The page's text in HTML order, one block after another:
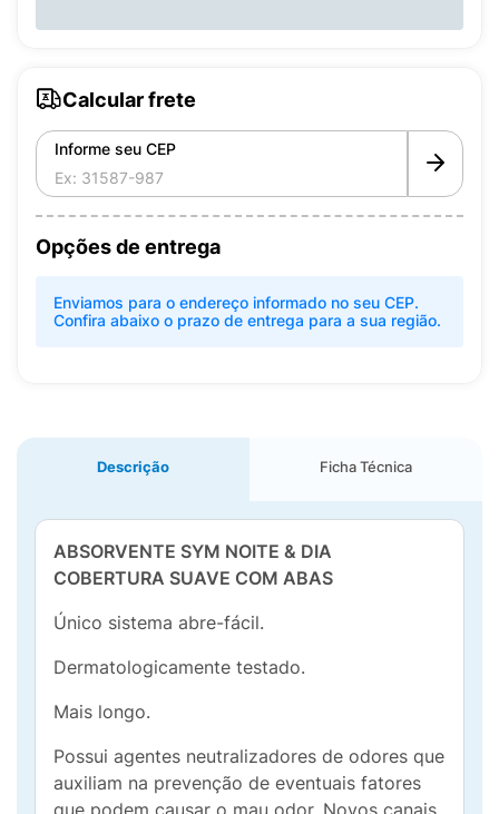
Calcular frete
Informe seu CEP
Opções de entrega
Enviamos para o endereço informado no seu CEP.
Confira abaixo o prazo de entrega para a sua região.
Descrição Ficha Técnica
ABSORVENTE SYM NOITE & DIA
COBERTURA SUAVE COM ABAS
Único sistema abre-fácil.
Dermatologicamente testado.
Mais longo.
Possui agentes neutralizadores de odores que
auxiliam na prevenção de eventuais fatores
que podem causar o mau odor. Novos canais